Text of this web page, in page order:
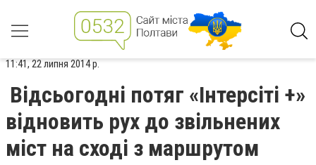
11:41, 22 липня 2014 р.
Відсьогодні потяг «Інтерсіті +»
відновить рух до звільнених
міст на сході з маршрутом